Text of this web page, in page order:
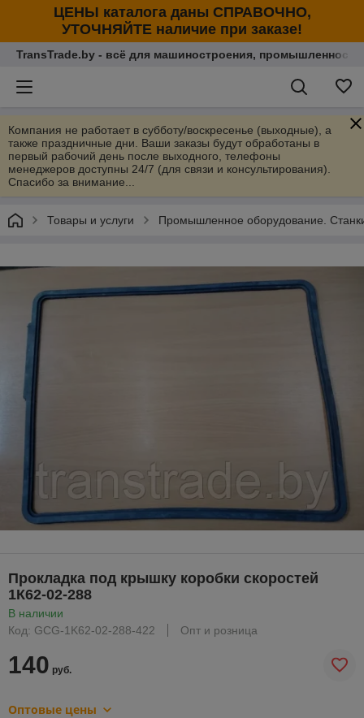
ЦЕНЫ каталога даны СПРАВОЧНО,
УТОЧНЯЙТЕ наличие при заказе!
TransTrade.by - всё для машиностроения,
Компания не работает в субботу/воскресенье (выходные), а
также праздничные дни. Ваши заказы будут обработаны в
первый рабочий день после выходного, телефоны
менеджеров доступны 24/7 (для связи и консультирования).
Спасибо за внимание...
Товары и услуги Промышленное оборудование.
Прокладка под крышку коробки скоростей
1К62-02-288
В наличии
Код: GCG-1K62-02-288-422
Опт и розница
140 руб.
Оптовые цены